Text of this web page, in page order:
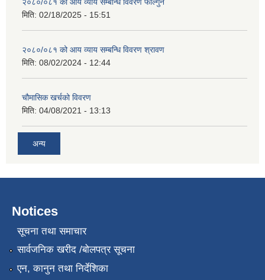
मिति: 02/18/2025 - 15:51
२०८०/०८१ को आय व्याय सम्बन्धि विवरण श्रावण
मिति: 08/02/2024 - 12:44
चौमासिक खर्चको विवरण
मिति: 04/08/2021 - 13:13
अन्य
Notices
सूचना तथा समाचार
सार्वजनिक खरीद /बोलपत्र सूचना
एन, कानुन तथा निर्देशिका